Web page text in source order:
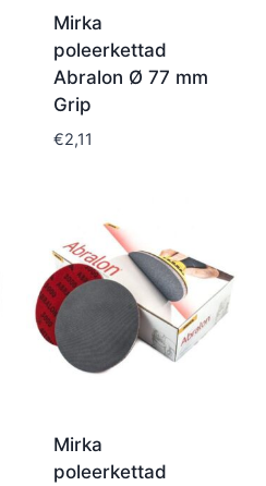
Mirka
poleerkettad
Abralon Ø 77 mm
Grip
€2,11
Mirka
poleerkettad